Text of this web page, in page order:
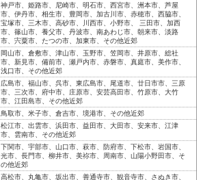
神戸市、姫路市、尼崎市、明石市、西宮市、洲本市、芦屋
市、伊丹市、相生市、豊岡市、加古川市、赤穂市、西脇市、
宝塚市、三木市、高砂市、川西市、小野市、 三田市、加西
市、篠山市、養父市、丹波市、南あわじ市、朝来市、淡路
市、宍粟市、たつの市、加東市、その他近郊
岡山市、倉敷市、津山市、玉野市、笠岡市、井原市、総社
市、新見市、備前市、瀬戸内市、赤磐市、真庭市、美作市、
浅口市、その他近郊
広島市、福山市、呉市、東広島市、尾道市、廿日市市、三原
市、三次市、府中市、庄原市、安芸高田市、竹原市、大竹
市、江田島市、その他近郊
鳥取市、米子市、倉吉市、境港市、その他近郊
松江市、出雲市、浜田市、益田市、大田市、安来市、江津
市、雲南市、その他近郊
下関市、宇部市、山口市、萩市、防府市、下松市、岩国市、
光市、長門市、柳井市、美祢市、周南市、山陽小野田市、そ
の他近郊
高松市、丸亀市、坂出市、善通寺市、観音寺市、さぬき市、